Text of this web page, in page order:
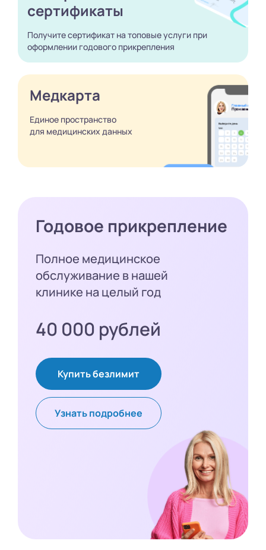
сертификаты
Получите сертификат на топовые услуги при
оформлении годового прикрепления
Медкарта
Единое пространство
для медицинских данных
Годовое прикрепление
Полное медицинское
обслуживание в нашей
клинике на целый год
40 000 рублей
Купить безлимит
Узнать подробнее